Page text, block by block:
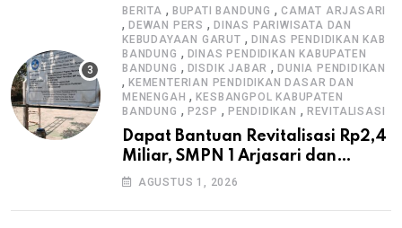
BERITA , BUPATI BANDUNG ,CAMAT ARJASARI
, DEWAN PERS , DINAS PARIWISATA DAN
KEBUDAYAAN GARUT , DINAS PENDIDIKAN KAB
BANDUNG , DINAS PENDIDIKAN KABUPATEN
BANDUNG , DISDIK JABAR ,DUNIA PENDIDIKAN
, KEMENTERIAN PENDIDIKAN DASAR DAN
MENENGAH ,KESBANGPOL KABUPATEN
BANDUNG , P2SP , PENDIDIKAN , REVITALISASI
Dapat Bantuan Revitalisasi Rp2,4
Miliar, SMPN 1 Arjasari dan
Masyarakat Sambut Antusias
AGUSTUS 1, 2026